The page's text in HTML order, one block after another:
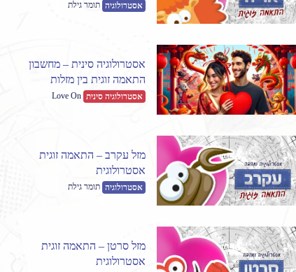
אסטרולוגיה תומר גילת
אסטרולוגיה סינית – מחשבון
התאמה זוגית בין מזלות
אסטרולוגיה סינית Love On
מזל עקרב – התאמה זוגית
אסטרולוגית
אסטרולוגיה תומר גילת
מזל סרטן – התאמה זוגית
אסטרולוגית